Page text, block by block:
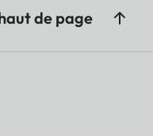
de page